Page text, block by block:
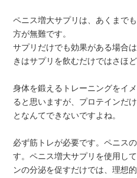
ペニス増大サプリは、あくまで
方が無難です。
サプリだけでも効果がある場合
きはサプリを飲むだけではさほ
身体を鍛えるトレーニングをイ
ると思いますが、プロテインだ
となんてできないですよね。
必ず筋トレが必要です。ペニス
す。ペニス増大サプリを使用し
ンの分泌を促すだけでは、理想